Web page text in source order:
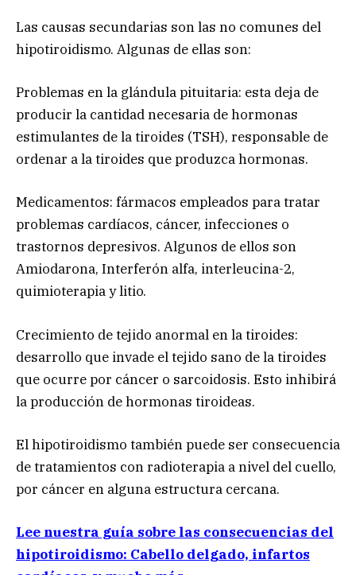
Las causas secundarias son las no comunes del
hipotiroidismo. Algunas de ellas son:
Problemas en la glándula pituitaria: esta deja de
producir la cantidad necesaria de hormonas
estimulantes de la tiroides (TSH), responsable de
ordenar a la tiroides que produzca hormonas.
Medicamentos: fármacos empleados para tratar
problemas cardíacos, cáncer, infecciones o
trastornos depresivos. Algunos de ellos son
Amiodarona, Interferón alfa, interleucina-2,
quimioterapia y litio.
Crecimiento de tejido anormal en la tiroides:
desarrollo que invade el tejido sano de la tiroides
que ocurre por cáncer o sarcoidosis. Esto inhibirá
la producción de hormonas tiroideas.
El hipotiroidismo también puede ser consecuencia
de tratamientos con radioterapia a nivel del cuello,
por cáncer en alguna estructura cercana.
Lee nuestra guía sobre las consecuencias del
hipotiroidismo: Cabello delgado, infartos